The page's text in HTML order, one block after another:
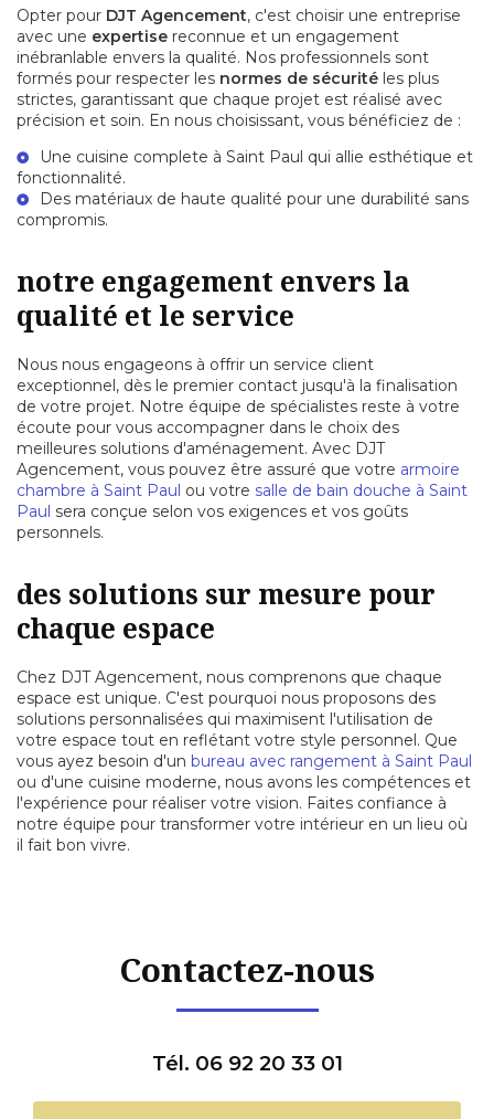
Opter pour DJT Agencement, c'est choisir une entreprise
avec une expertise reconnue et un engagement
inébranlable envers la qualité. Nos professionnels sont
formés pour respecter les normes de sécurité les plus
strictes, garantissant que chaque projet est réalisé avec
précision et soin. En nous choisissant, vous bénéficiez de :
Une cuisine complete à Saint Paul qui allie esthétique et
fonctionnalité.
Des matériaux de haute qualité pour une durabilité sans
compromis.
notre engagement envers la
qualité et le service
Nous nous engageons à offrir un service client
exceptionnel, dès le premier contact jusqu'à la finalisation
de votre projet. Notre équipe de spécialistes reste à votre
écoute pour vous accompagner dans le choix des
meilleures solutions d'aménagement. Avec DJT
Agencement, vous pouvez être assuré que votre armoire
chambre à Saint Paul ou votre salle de bain douche à Saint
Paul sera conçue selon vos exigences et vos goûts
personnels.
des solutions sur mesure pour
chaque espace
Chez DJT Agencement, nous comprenons que chaque
espace est unique. C'est pourquoi nous proposons des
solutions personnalisées qui maximisent l'utilisation de
votre espace tout en reflétant votre style personnel. Que
vous ayez besoin d'un bureau avec rangement à Saint Paul
ou d'une cuisine moderne, nous avons les compétences et
l'expérience pour réaliser votre vision. Faites confiance à
notre équipe pour transformer votre intérieur en un lieu où
il fait bon vivre.
Contactez-nous
Tél. 06 92 20 33 01